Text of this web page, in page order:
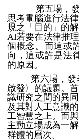
第五場，發表
思考電腦進行法
規之「目的」的
AI若要在法律推
個概念。而這或
向，這或許是法
的原因。
第六場，發
啟發〉的議題。
識研究之間的異
及其對人工意識
工智慧之上。而
主動立場成為一
群體的層次。